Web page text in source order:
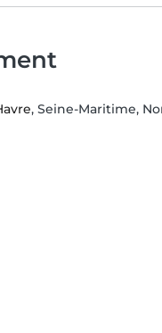
, Seine-Maritime,